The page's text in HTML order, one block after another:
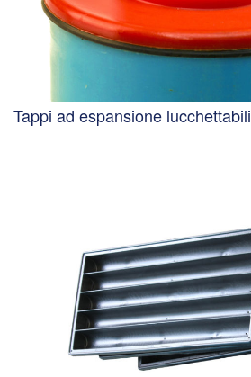
Tappi ad espansione lucchettabili